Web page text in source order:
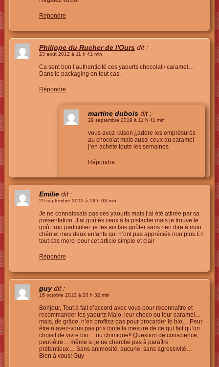
Répondre
Philippe du Rucher de l'Ours dit :
23 août 2012 à 11 h 41 min
Ca sent bon l’authenticité ces yaourts chocolat / caramel…
Dans le packaging en tout cas.
Répondre
martine dubois dit :
29 septembre 2019 à 11 h 41 min
vous avez raison j,adore les emprésurés
au chocolat mais aussi ceux au caramel
j’en achète toute les semaines
Répondre
Emilie dit :
25 septembre 2012 à 18 h 03 min
Je ne connaissais pas ces yaourts mais j’ai été attirée par sa
présentation. J’ai goûtés ceux à la pistache mais je trouve le
goût trop particulier. je les ais fais goûter sans rien dire à mon
chéri et mes deux enfants qui n’ont pas appréciés non plus.En
tout cas merci pour cet article simple et clair
Répondre
guy dit :
16 octobre 2012 à 20 h 32 min
Bonjour, Tout à fait d’accord avec vous pour reconnaître et
recommander les yaourts Malo, leur choco ou leur caramel…
mais, de grâce, n’en profitez pas pour brocarder le bio… Peut-
être n’avez-vous pas pris toute la mesure de ce qui fait qu’on
choisit de vivre bio… ou chimique!! Question de conscience,
peut-être… même si je ne cherche pas à paraître
prétentieux… Sans animosité, aucune, sans agressivité…
Bien à vous! Guy